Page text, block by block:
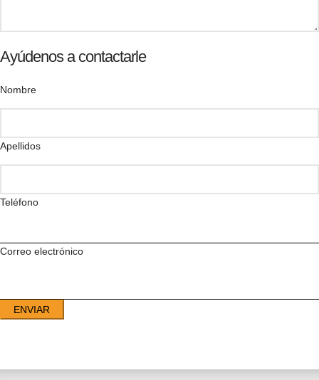
Ayúdenos a contactarle
Nombre
Apellidos
Teléfono
Correo electrónico
ENVIAR